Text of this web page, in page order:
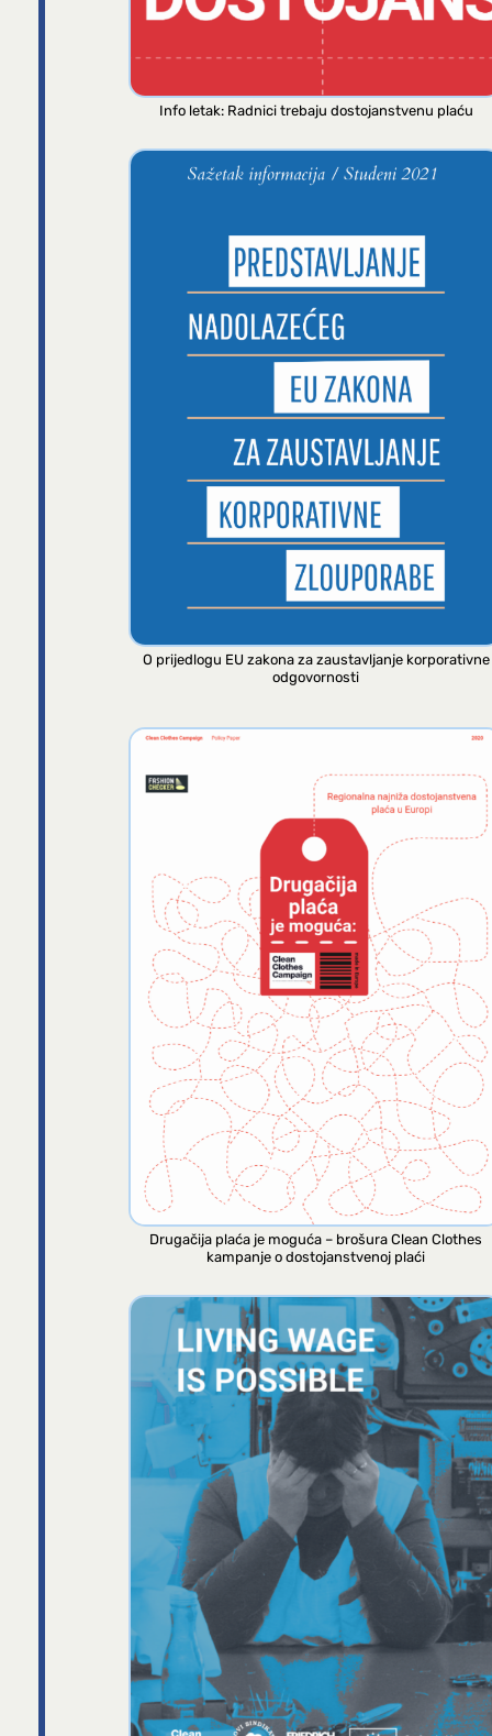
Info letak: Radnici trebaju dostojanstvenu plaću
O prijedlogu EU zakona za zaustavljanje korporativne
odgovornosti
Drugačija plaća je moguća – brošura Clean Clothes
kampanje o dostojanstvenoj plaći